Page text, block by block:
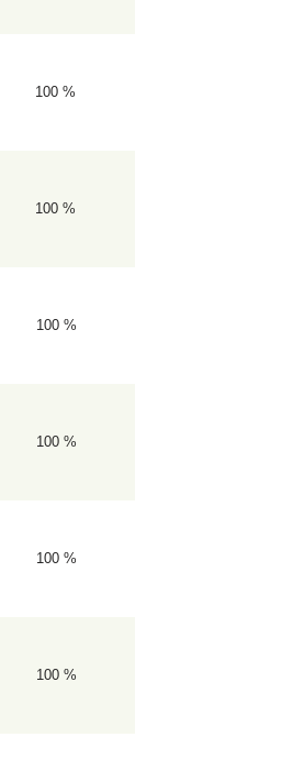
100 %
100 %
100 %
100 %
100 %
100 %